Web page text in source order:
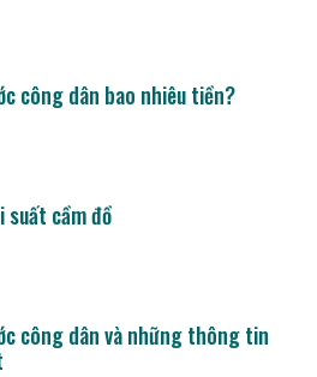
công dân bao nhiêu tiền?
suất cầm đồ
công dân và những thông tin